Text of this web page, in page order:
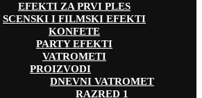
EFEKTI ZA PRVI PLES
SCENSKI I FILMSKI EFEKTI
KONFETE
PARTY EFEKTI
VATROMETI
PROIZVODI
DNEVNI VATROMET
RAZRED 1